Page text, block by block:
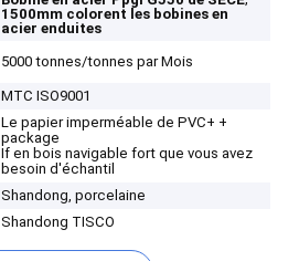
1500mm colorent les bobines en
acier enduites
5000 tonnes/tonnes par Mois
MTC ISO9001
Le papier imperméable de PVC+ +
package
If en bois navigable fort que vous avez
besoin d'échantil
Shandong, porcelaine
Shandong TISCO